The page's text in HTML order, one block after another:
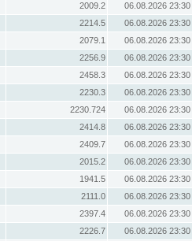
2009.2
06.08.2026 23:30
2214.5
06.08.2026 23:30
2079.1
06.08.2026 23:30
2256.9
06.08.2026 23:30
2458.3
06.08.2026 23:30
2230.3
06.08.2026 23:30
2230.724
06.08.2026 23:30
2414.8
06.08.2026 23:30
2409.7
06.08.2026 23:30
2015.2
06.08.2026 23:30
1941.5
06.08.2026 23:30
2111.0
06.08.2026 23:30
2397.4
06.08.2026 23:30
2226.7
06.08.2026 23:30